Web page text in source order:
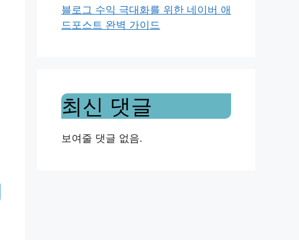
블로그 수익 극대화를 위한 네이버 애
드포스트 완벽 가이드
최신 댓글
보여줄 댓글 없음.